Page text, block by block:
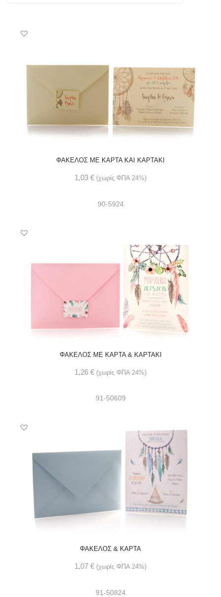
ΦΑΚΕΛΟΣ ΜΕ ΚΑΡΤΑ ΚΑΙ ΚΑΡΤΑΚΙ
1,03 € (χωρίς ΦΠΑ 24%)
90-5924
ΦΑΚΕΛΟΣ ME ΚΑΡΤΑ & ΚΑΡΤΑΚΙ
1,26 € (χωρίς ΦΠΑ 24%)
91-50609
ΦΑΚΕΛΟΣ & ΚΑΡΤΑ
1,07 € (χωρίς ΦΠΑ 24%)
91-50824